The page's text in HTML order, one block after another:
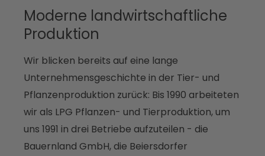
Moderne landwirtschaftliche
Produktion
Wir blicken bereits auf eine lange
Unternehmensgeschichte in der Tier- und
Pflanzenproduktion zurück: Bis 1990 arbeiteten
wir als LPG Pflanzen- und Tierproduktion, um
uns 1991 in drei Betriebe aufzuteilen - die
Bauernland GmbH, die Beiersdorfer